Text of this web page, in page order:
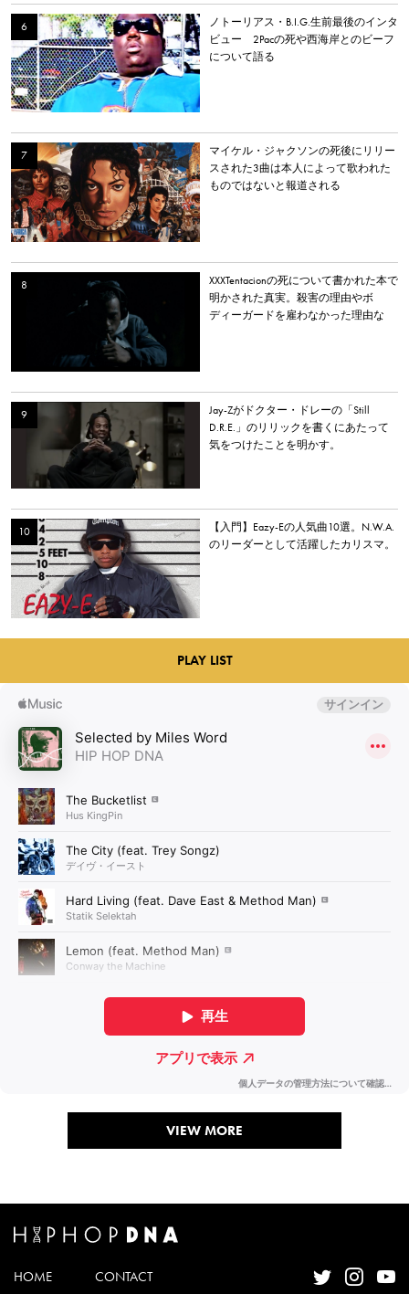
ノトーリアス・B.I.G.生前最後のインタ
ビュー 2Pacの死や西海岸とのビーフ
について語る
マイケル・ジャクソンの死後にリリー
スされた3曲は本人によって歌われた
ものではないと報道される
XXXTentacionの死について書かれた本で
明かされた真実。殺害の理由やボ
ディーガードを雇わなかった理由な
Jay-Zがドクター・ドレーの「Still
D.R.E.」のリリックを書くにあたって
気をつけたことを明かす。
【入門】Eazy-Eの人気曲10選。N.W.A.
のリーダーとして活躍したカリスマ。
PLAY LIST
VIEW MORE
HOME CONTACT